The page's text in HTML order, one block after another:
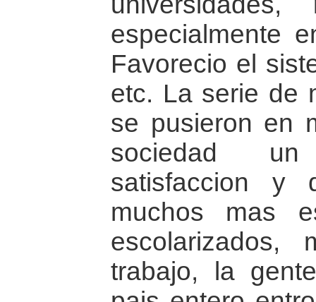
especialmente
Favorecio el
etc. La serie de
se pusieron en
sociedad
satisfaccion y
muchos mas
escolarizados,
trabajo, la